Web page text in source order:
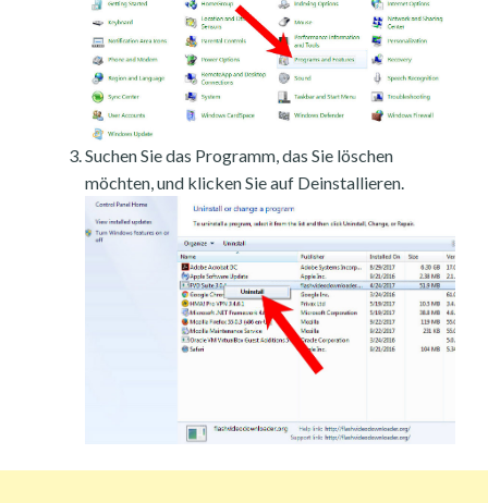
Suchen Sie das Programm, das Sie löschen
möchten, und klicken Sie auf Deinstallieren.